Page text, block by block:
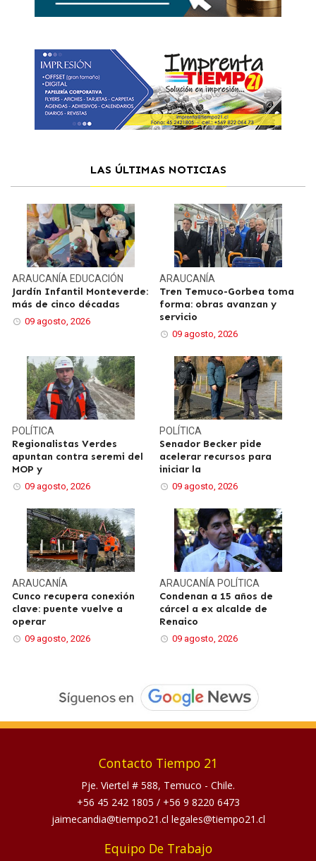
LAS ÚLTIMAS NOTICIAS
ARAUCANÍA EDUCACIÓN
Jardín Infantil Monteverde:
más de cinco décadas
09 agosto, 2026
ARAUCANÍA
Tren Temuco-Gorbea toma
forma: obras avanzan y
servicio
09 agosto, 2026
POLÍTICA
Regionalistas Verdes
apuntan contra seremi del
MOP y
09 agosto, 2026
POLÍTICA
Senador Becker pide
acelerar recursos para
iniciar la
09 agosto, 2026
ARAUCANÍA
Cunco recupera conexión
clave: puente vuelve a
operar
09 agosto, 2026
ARAUCANÍA POLÍTICA
Condenan a 15 años de
cárcel a ex alcalde de
Renaico
09 agosto, 2026
Contacto Tiempo 21
Pje. Viertel # 588, Temuco - Chile.
+56 45 242 1805 / +56 9 8220 6473
jaimecandia@tiempo21.cl legales@tiempo21.cl
Equipo De Trabajo